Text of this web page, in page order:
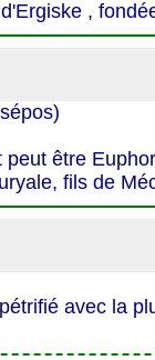
,
être
fils de
avec la